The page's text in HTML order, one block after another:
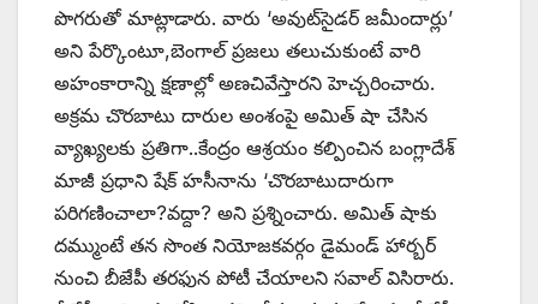
పొగరుతో మాట్లాడారు. వారు ‘అవుట్‌సైడర్‌ ‌జమీందార్లు’
అని పేర్కొంటూ,బెంగాల్‌ ‌ప్రజలు తలుచుకుంటే వారి
అహంకారాన్ని క్షణాల్లో అణచివేస్తారని హెచ్చరించారు.
అక్రమ చొరబాటు దారుల అంశంపై అమిత్‌ ‌షా చేసిన
వ్యాఖ్యలకు ప్రతిగా..కేంద్రం ఆశ్రయం కల్పించిన బంగ్లాదేశ్‌
‌మాజీ ప్రధాని షేక్‌ ‌హసీనాను ‘చొరబాటుదారుగా
పరిగణించాలా?వద్దా? అని ప్రశ్నించారు. అమిత్‌ ‌షాకు
దమ్ముంటే తన సొంత నియోజకవర్గం డైమండ్‌ ‌హార్బర్‌
‌నుంచి బీజేపీ తరఫున పోటీ చేయాలని సవాల్‌ ‌విసిరారు.